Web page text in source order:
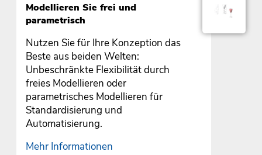
Modellieren Sie frei und
parametrisch
Nutzen Sie für Ihre Konzeption das
Beste aus beiden Welten:
Unbeschränkte Flexibilität durch
freies Modellieren oder
parametrisches Modellieren für
Standardisierung und
Automatisierung.
Mehr Informationen